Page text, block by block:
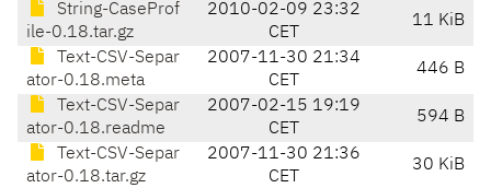
String-CaseProf
ile-0.18.tar.gz
2010-02-09 23:32
CET
11 KiB
Text-CSV-Separ
ator-0.18.meta
2007-11-30 21:34
CET
446 B
Text-CSV-Separ
ator-0.18.readme
2007-02-15 19:19
CET
594 B
Text-CSV-Separ
ator-0.18.tar.gz
2007-11-30 21:36
CET
30 KiB